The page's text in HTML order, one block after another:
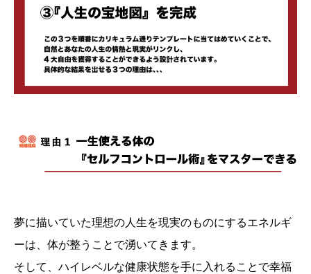
夢に描いていた理想の人生を現実のものにするエネルギ
ーは、体が整うことで湧いてきます。
そして、ハイレベルな健康状態を手に入れることで幸福